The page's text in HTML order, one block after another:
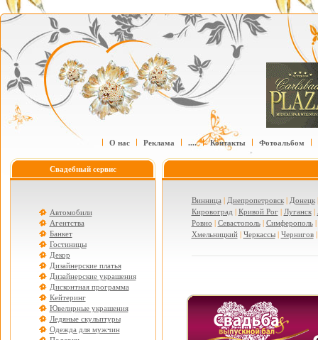
О нас Реклама .... Контакты Фотоальбом
Свадебный сервис
Автомобили
Агентства
Банкет
Гостиницы
Декор
Дизайнерские платья
Дизайнерские украшения
Дисконтная программа
Кейтеринг
Ювелирные украшения
Ледяные скульптуры
Одежда для мужчин
Винница | Днепропетровск| Донецк
Кировоград | Кривой Рог| Луганск|
Ровно | Севастополь| Симферополь|
Хмельницкий| Черкассы| Чернигов